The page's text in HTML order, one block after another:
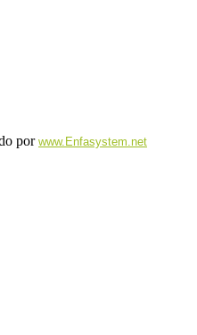
por www.Enfasystem.net